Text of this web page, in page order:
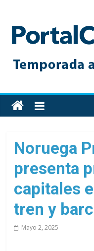
content
Toda
la
de
cruceros
en
un
solo
sitio
Noruega
presenta
capitales
tren y
Mayo 2, 2025